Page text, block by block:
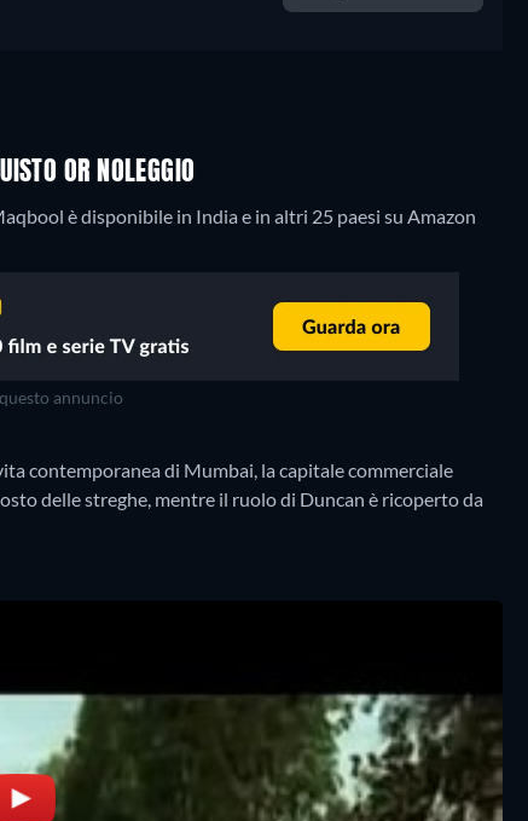
OR NOLEGGIO
è disponibile in India e in altri 25 paesi su Amazon
annuncio
contemporanea di Mumbai, la capitale commerciale
delle streghe, mentre il ruolo di Duncan è ricoperto da